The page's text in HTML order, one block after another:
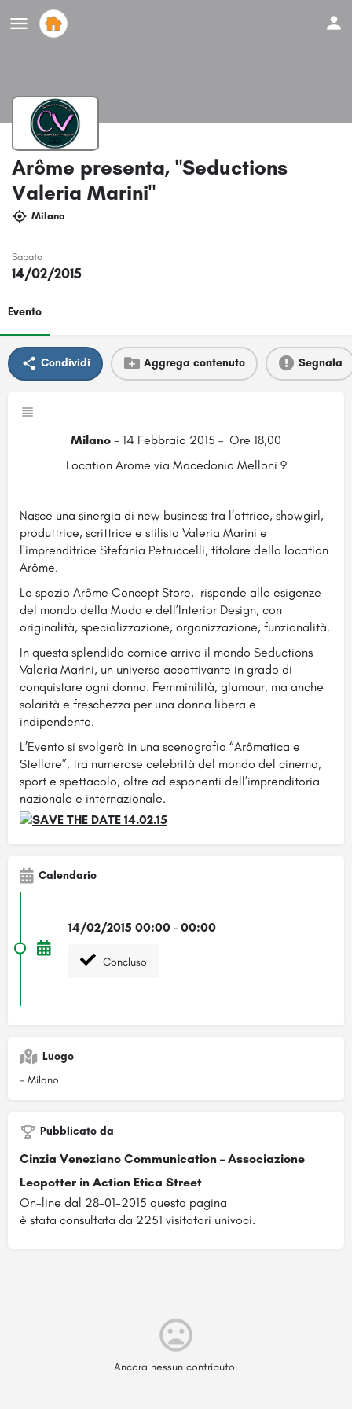
Arôme presenta, "Seductions
Valeria Marini"
Milano
Sabato
14/02/2015
Evento
Condividi Aggrega contenuto Segnala
Milano - 14 Febbraio 2015 – Ore 18,00
Location Arome via Macedonio Melloni 9
Nasce una sinergia di new business tra l’attrice, showgirl,
produttrice, scrittrice e stilista Valeria Marini e
l'imprenditrice Stefania Petruccelli, titolare della location
Arôme.
Lo spazio Arôme Concept Store, risponde alle esigenze
del mondo della Moda e dell’Interior Design, con
originalità, specializzazione, organizzazione, funzionalità.
In questa splendida cornice arriva il mondo Seductions
Valeria Marini, un universo accattivante in grado di
conquistare ogni donna. Femminilità, glamour, ma anche
solarità e freschezza per una donna libera e
indipendente.
L’Evento si svolgerà in una scenografia “Arômatica e
Stellare”, tra numerose celebrità del mondo del cinema,
sport e spettacolo, oltre ad esponenti dell’imprenditoria
nazionale e internazionale.
Calendario
14/02/2015 00:00 - 00:00
Concluso
Luogo
- Milano
Pubblicato da
Cinzia Veneziano Communication – Associazione
Leopotter in Action Etica Street
On-line dal 28-01-2015 questa pagina
è stata consultata da 2251 visitatori univoci.
Ancora nessun contributo.